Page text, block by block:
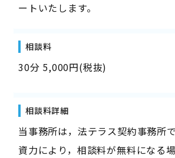
ートいたします。
相談料
30分 5,000円(税抜)
相談料詳細
当事務所は，法テラス契約事務所
資力により，相談料が無料になる